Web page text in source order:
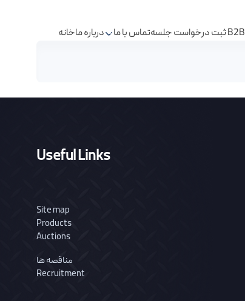
خانهدرباره ما تماس با ما ثبت درخواست جلسه B2B
Useful Links
Site map
Products
Auctions
مناقصه ها
Recruitment